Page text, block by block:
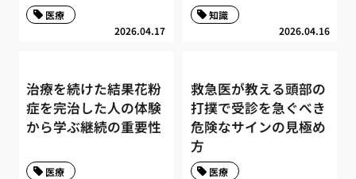
2026.04.17
医療
2026.04.16
知識
治療を続けた結果花粉
症を完治した人の体験
から学ぶ継続の重要性
医療
救急医が教える頭部の
打撲で受診を急ぐべき
危険なサインの見極め
方
医療